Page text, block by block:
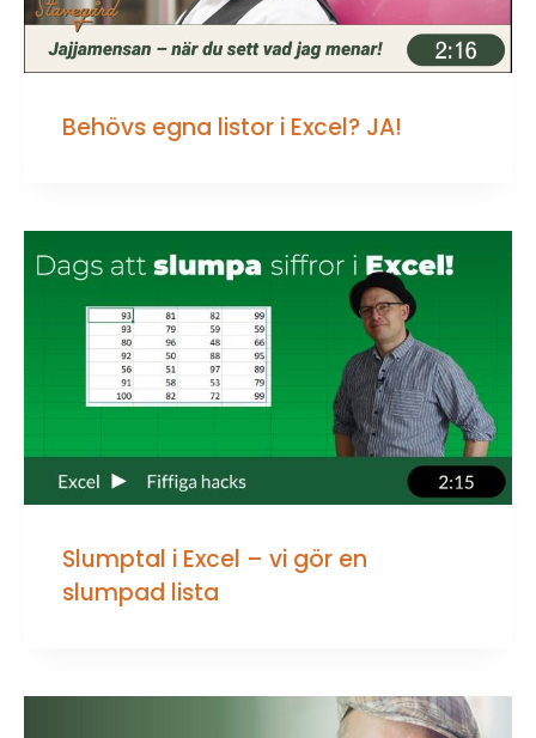
Behövs egna listor i Excel? JA!
Slumptal i Excel – vi gör en
slumpad lista